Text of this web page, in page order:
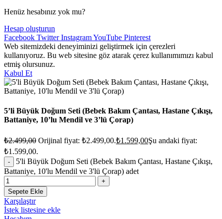
Henüz hesabınız yok mu?
Hesap oluşturun
Facebook Twitter InstagramYouTube Pinterest
Web sitemizdeki deneyiminizi geliştirmek için çerezleri
kullanıyoruz. Bu web sitesine göz atarak çerez kullanımımızı kabul
etmiş olursunuz.
Kabul Et
5’li Büyük Doğum Seti (Bebek Bakım Çantası, Hastane Çıkışı,
Battaniye, 10’lu Mendil ve 3’lü Çorap)
₺2.499,00 Orijinal fiyat: ₺2.499,00.₺1.599,00Şu andaki fiyat:
₺1.599,00.
5'li Büyük Doğum Seti (Bebek Bakım Çantası, Hastane Çıkışı,
Battaniye, 10'lu Mendil ve 3'lü Çorap) adet
Sepete Ekle
Karşılaştır
İstek listesine ekle